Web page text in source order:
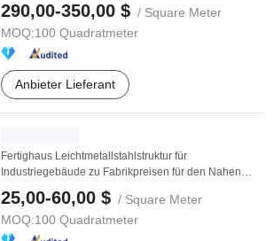
290,00-350,00 $ / Square Meter
MOQ:100 Quadratmeter
Anbieter Lieferant
Fertighaus Leichtmetallstahlstruktur für
Industriegebäude zu Fabrikpreisen für den Nahen
25,00-60,00 $ / Square Meter
MOQ:100 Quadratmeter